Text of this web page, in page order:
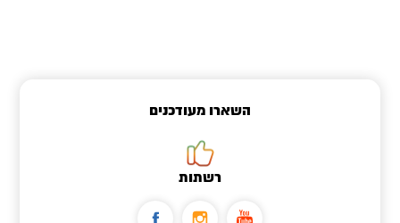
השארו מעודכנים
רשתות